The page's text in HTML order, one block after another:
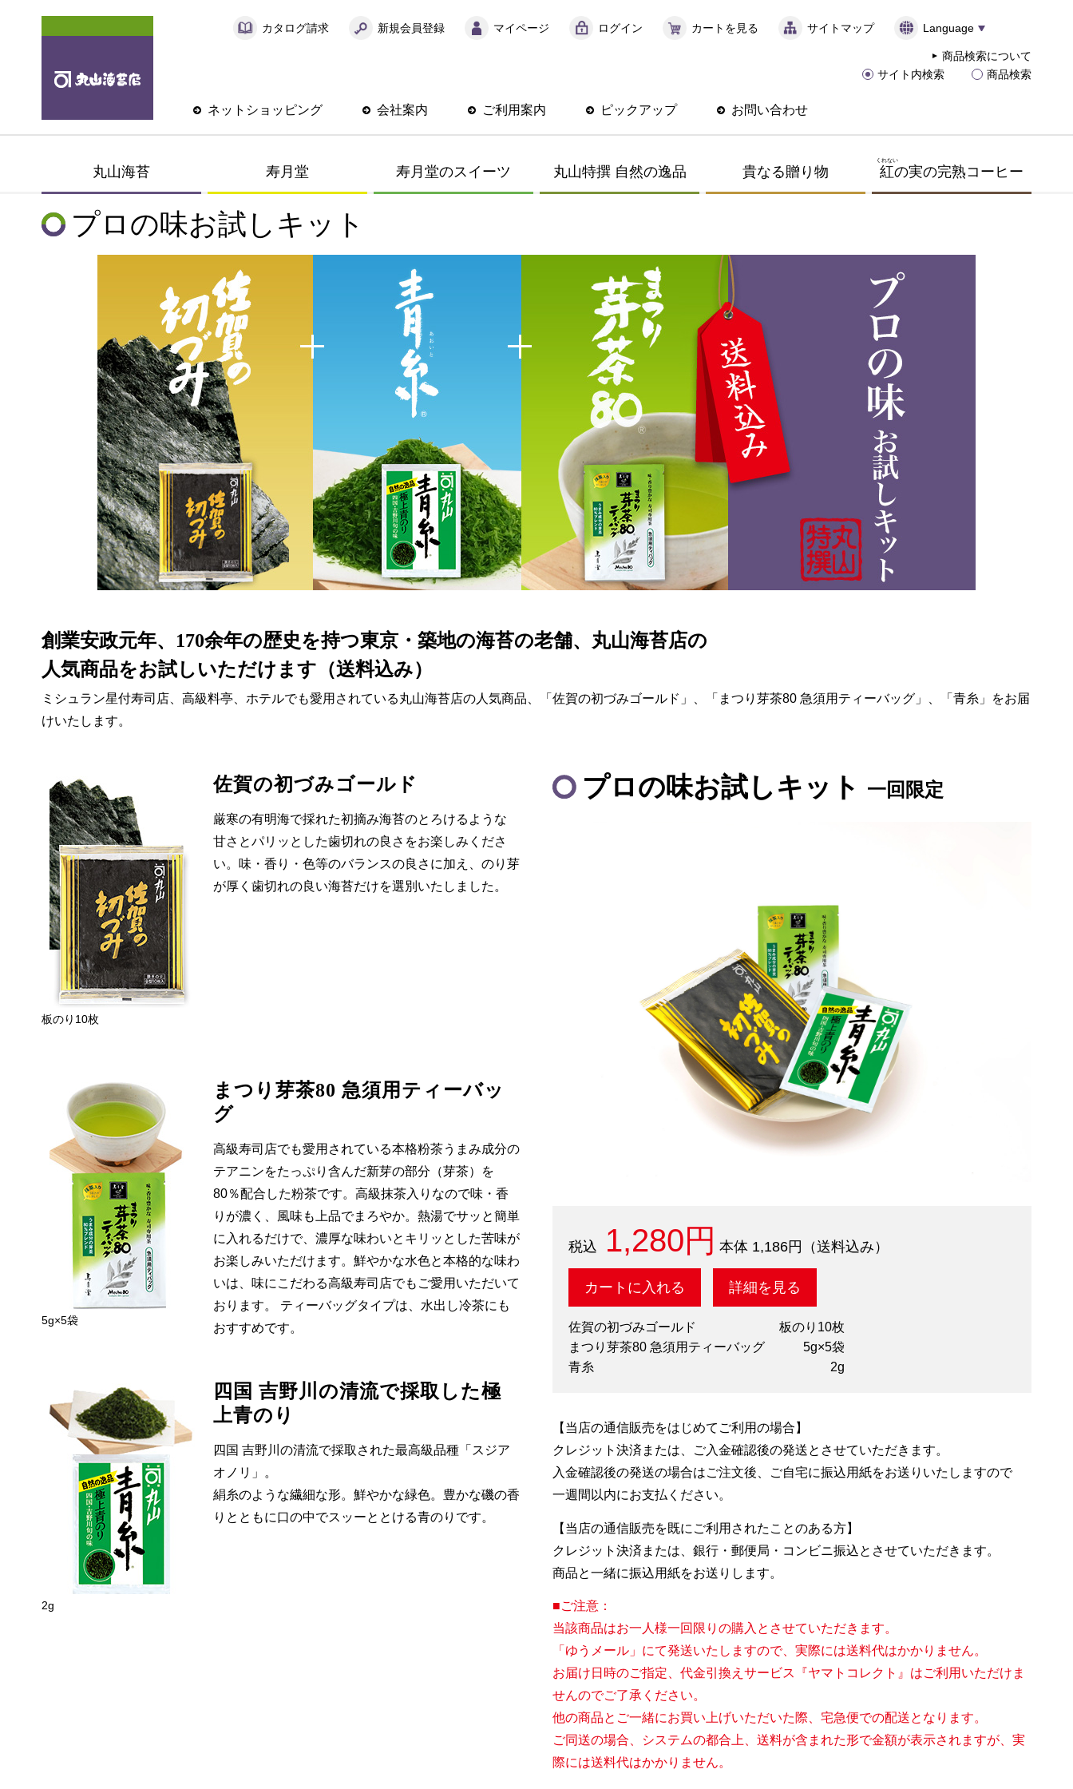
カタログ請求 新規会員登録 マイページ ログイン カートを見る サイトマップ Language
ネットショッピング 会社案内 ご利用案内 ピックアップ お問い合わせ
商品検索について
サイト内検索
商品検索
丸山海苔 寿月堂 寿月堂のスイーツ 丸山特撰 自然の逸品 貴なる贈り物 紅
くれない
の実の完熟コーヒー
プロの味お試しキット
創業安政元年、170余年の歴史を持つ東京・築地の海苔の老舗、丸山海苔店の
人気商品をお試しいただけます （送料込み）
ミシュラン星付寿司店、高級料亭、ホテルでも愛用されている丸山海苔店の人気商品、
「佐賀の初づみゴールド」、「まつり芽茶80 急須用ティーバッグ」、「青糸」をお届
けいたします。
板のり10枚
佐賀の初づみゴールド
厳寒の有明海で採れた初摘み海苔のとろけるような
甘さとパリッとした歯切れの良さをお楽しみくださ
い。味・香り・色等のバランスの良さに加え、のり芽
が厚く歯切れの良い海苔だけを選別いたしました。
5g×5袋
まつり芽茶80 急須用ティーバッ
グ
高級寿司店でも愛用されている本格粉茶うまみ成分の
テアニンをたっぷり含んだ新芽の部分（芽茶）を
80％配合した粉茶です。 高級抹茶入りなので味・香
りが濃く、風味も上品でまろやか。熱湯でサッと簡単
に入れるだけで、濃厚な味わいとキリッとした苦味が
お楽しみいただけます。 鮮やかな水色と本格的な味わ
いは、味にこだわる高級寿司店でもご愛用いただいて
おります。
ティーバッグタイプは、水出し冷茶にも
おすすめです。
2g
四国 吉野川の清流で採取した極
上青のり
四国 吉野川の清流で採取された最高級品種「スジア
オノリ」。
絹糸のような繊細な形。鮮やかな緑色。豊かな磯の香
りとともに口の中でスッーととける青のりです。
プロの味お試しキット 一回限定
1,280円 本体 1,186円（送料込み）
カートに入れる 詳細を見る
佐賀の初づみゴールド
板のり10枚
まつり芽茶80 急須用ティーバッグ
5g×5袋
青糸
2g
【当店の通信販売をはじめてご利用の場合】
クレジット決済または、ご入金確認後の発送とさせていただきます。
入金確認後の発送の場合はご注文後、
ご自宅に振込用紙をお送りいたしますので
一週間以内にお支払ください。
【当店の通信販売を既にご利用されたことのある方】
クレジット決済または、銀行・郵便局・ コンビニ振込とさせていただきます。
商品と一緒に振込用紙をお送りします。
■ご注意：
当該商品はお一人様一回限りの購入とさせていただきます。
「ゆうメール」にて発送いたしますので、実際には送料代はかかりません。
お届け日時のご指定、代金引換えサービス
『ヤマトコレクト』はご利用いただけま
せんのでご了承ください。
他の商品とご一緒にお買い上げいただいた際、 宅急便での配送となります。
ご同送の場合、システムの都合上、送料が含まれた形で金額が表示されますが、実
際には送料代はかかりません。